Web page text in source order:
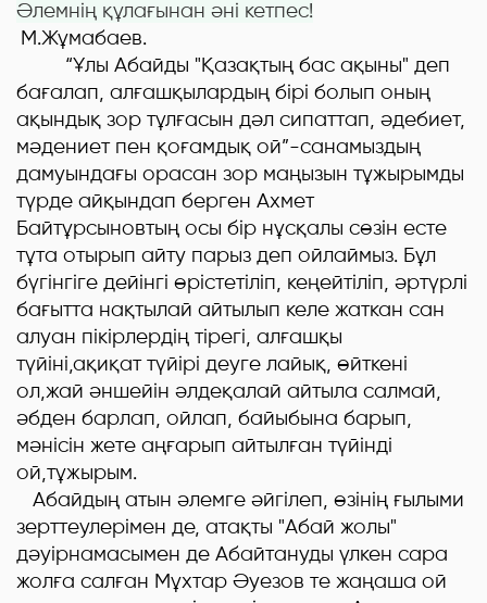
Әлемнің құлағынан әні кетпес!
М.Жұмабаев.
“Ұлы Абайды "Қазақтың бас ақыны" деп
бағалап, алғашқылардың бірі болып оның
ақындық зор тұлғасын дәл сипаттап, әдебиет,
мәдениет пен қоғамдық ой”-санамыздың
дамуындағы орасан зор маңызын тұжырымды
түрде айқындап берген Ахмет
Байтұрсыновтың осы бір нұсқалы сөзін есте
тұта отырып айту парыз деп ойлаймыз. Бұл
бүгінгіге дейінгі өрістетіліп, кеңейтіліп, әртүрлі
бағытта нақтылай айтылып келе жаткан сан
алуан пікірлердің тірегі, алғашқы
түйіні,ақиқат түйірі деуге лайық, өйткені
ол,жай әншейін әлдеқалай айтыла салмай,
әбден барлап, ойлап, байыбына барып,
мәнісін жете аңғарып айтылған түйінді
ой,тұжырым.
Абайдың атын әлемге әйгілеп, өзінің ғылыми
зерттеулерімен де, атақты "Абай жолы"
дәуірнамасымен де Абайтануды үлкен сара
жолға салған Мұхтар Әуезов те жаңаша ой